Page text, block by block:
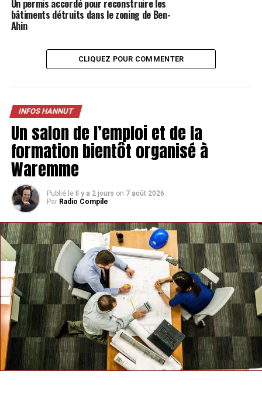
Les éoliennes, dont les mâts atteindront 180 mètres de
1ᵉʳ août 2025. Ce projet marque un tournant dans la
transition énergétique de la région, tout en soulevant
TAGS FEATURED INFOS HANNUT
SUIVANT
Une enquête citoyenne pour développer le Plan de
Cohésion Sociale à Hannut
NE MANQUEZ PAS
Virginie Jullien, venue de Braives, sort son livre pour
aider les femmes
Un permis accordé pour reconstruire les
bâtiments détruits dans le zoning de Ben-
Ahin
CLIQUEZ POUR COMMENTER
INFOS HANNUT
Un salon de l’emploi et de la
formation bientôt organisé à
Waremme
Publié le Il y a 2 jours on 7 août 2026
Par Radio Compile